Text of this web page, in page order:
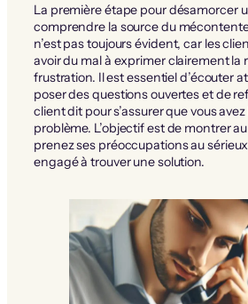
La première étape pour désamorcer
comprendre la source du
n’est pas toujours évident, car les
avoir du mal à exprimer clairement la
frustration. Il est essentiel d’écouter
poser des questions ouvertes et de
client dit pour s’assurer que vous
problème. L’objectif est de montrer
prenez ses préoccupations au
engagé à trouver une solution.